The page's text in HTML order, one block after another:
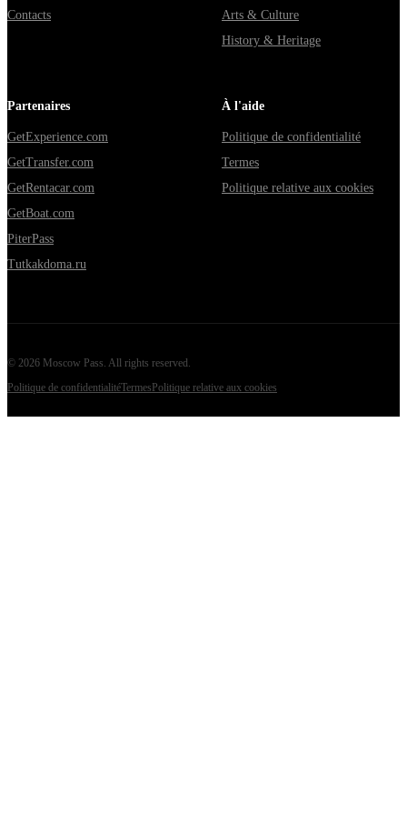
Contacts
Arts & Culture
History & Heritage
Partenaires
GetExperience.com
GetTransfer.com
GetRentacar.com
GetBoat.com
PiterPass
Tutkakdoma.ru
À l'aide
Politique de confidentialité
Termes
Politique relative aux cookies
© 2026 Moscow Pass . All rights reserved.
Politique de confidentialitéTermesPolitique relative aux cookies